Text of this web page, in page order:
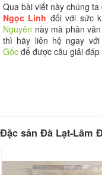
Qua bài viết này chúng
Ngọc Linh đối với sức
Nguyên này mà phân
thì hãy liên hệ ngay với
Gốc để được câu giải đáp
Đặc sản Đà Lạt-Lâm